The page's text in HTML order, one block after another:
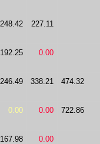
248.42 227.11
192.25 0.00
246.49 338.21 474.32
0.00 0.00 722.86
167.98 0.00